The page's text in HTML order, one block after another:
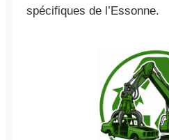
spécifiques de l’Essonne.